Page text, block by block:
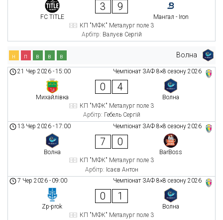
FC TITLE
3 9
Мангал - Iron
КП "МФК" Металург поле 3
Арбітр: Валуєв Сергій
Волна
н п в в в
Чемпіонат ЗАФ 8×8 сезону 2026
21 Чер 2026 -15:00
Михайлівка
0 4
Волна
КП "МФК" Металург поле 3
Арбітр: Гебель Сергій
Чемпіонат ЗАФ 8×8 сезону 2026
13 Чер 2026 -17:00
Волна
7 0
BarBoss
КП "МФК" Металург поле 3
Арбітр: Ісаєв Антон
Чемпіонат ЗАФ 8×8 сезону 2026
7 Чер 2026 - 09:00
Zp-prok
0 1
Волна
КП "МФК" Металург поле 3